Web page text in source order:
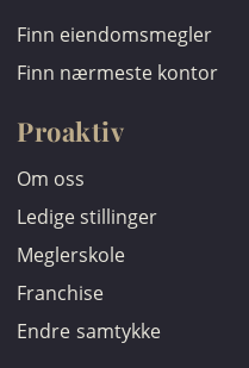
Finn eiendomsmegler
Finn nærmeste kontor
Proaktiv
Om oss
Ledige stillinger
Meglerskole
Franchise
Endre samtykke